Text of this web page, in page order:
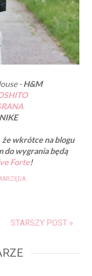
- H&M
NIKE
wkrótce na blogu
wygrania będą
Forte!
STARSZY POST »